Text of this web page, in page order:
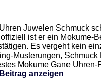
Juwelen Schmuck
ist er ein Mokume-
Es vergeht kein
Musterungen,
Mokume Gane
anzeigen